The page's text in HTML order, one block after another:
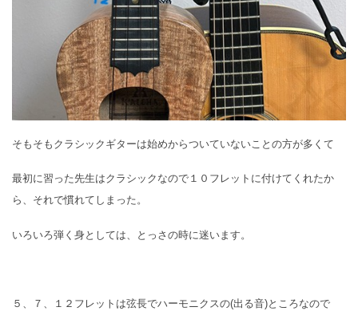
そもそもクラシックギターは始めからついていないことの方が多くて
最初に習った先生はクラシックなので１０フレットに付けてくれたか
ら、それで慣れてしまった。
いろいろ弾く身としては、とっさの時に迷います。
５、７、１２フレットは弦長でハーモニクスの(出る音)ところなので